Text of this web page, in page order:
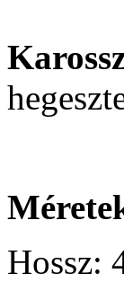
Hossz: